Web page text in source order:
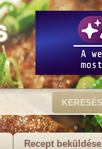
Recept beküldése